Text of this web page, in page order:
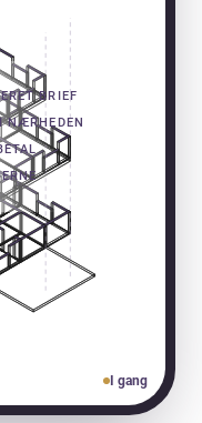
BRIEF
NÆRHEDEN
I gang